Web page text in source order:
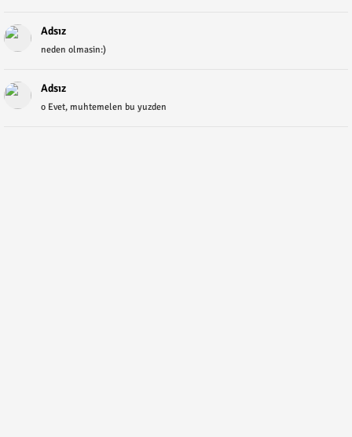
Adsız
neden olmasin:)
Adsız
o Evet, muhtemelen bu yuzden